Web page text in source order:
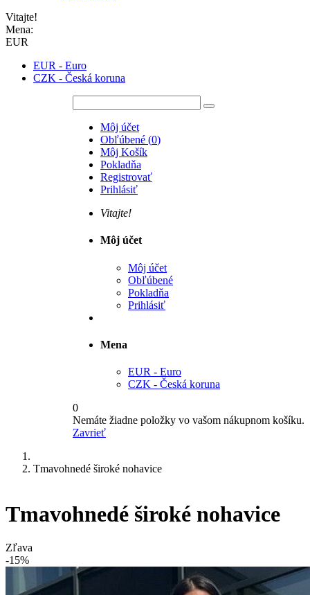
Vitajte!
Mena:
EUR
EUR - Euro
CZK - Česká koruna
Môj účet
Obľúbené (0)
Môj Košík
Pokladňa
Registrovať
Prihlásiť
Vitajte!
Môj účet
Môj účet
Obľúbené
Pokladňa
Prihlásiť
Mena
EUR - Euro
CZK - Česká koruna
0
Nemáte žiadne položky vo vašom nákupnom košíku.
Zavrieť
Tmavohnedé široké nohavice
Tmavohnedé široké nohavice
Zľava
-15%